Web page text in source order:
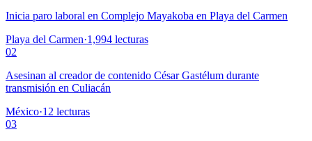
Inicia paro laboral en Complejo Mayakoba en Playa del Carmen
Playa del Carmen·1,994 lecturas
02
Asesinan al creador de contenido César Gastélum durante
transmisión en Culiacán
México·12 lecturas
03